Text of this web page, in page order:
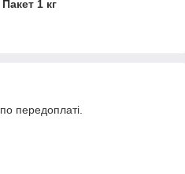
Пакет 1 кг
передоплаті.